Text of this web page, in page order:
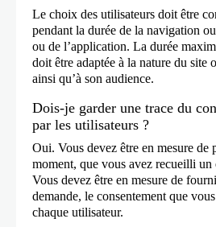
Le choix des utilisateurs doit être
pendant la durée de la navigation
ou de l’application. La durée
doit être adaptée à la nature du site
ainsi qu’à son audience.
Dois-je garder une trace du
par les utilisateurs ?
Oui. Vous devez être en mesure de
moment, que vous avez recueilli un
Vous devez être en mesure de
demande, le consentement que
chaque utilisateur.